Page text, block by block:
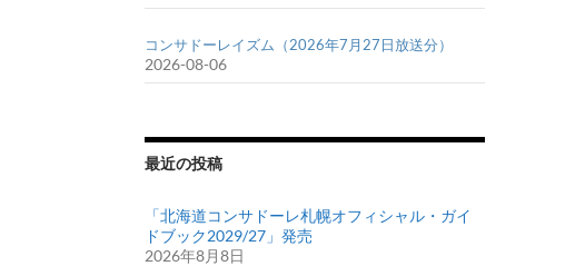
コンサドーレイズム（2026年7月27日放送分）
2026-08-06
最近の投稿
「北海道コンサドーレ札幌オフィシャル・ガイ
ドブック2029/27」発売
2026年8月8日